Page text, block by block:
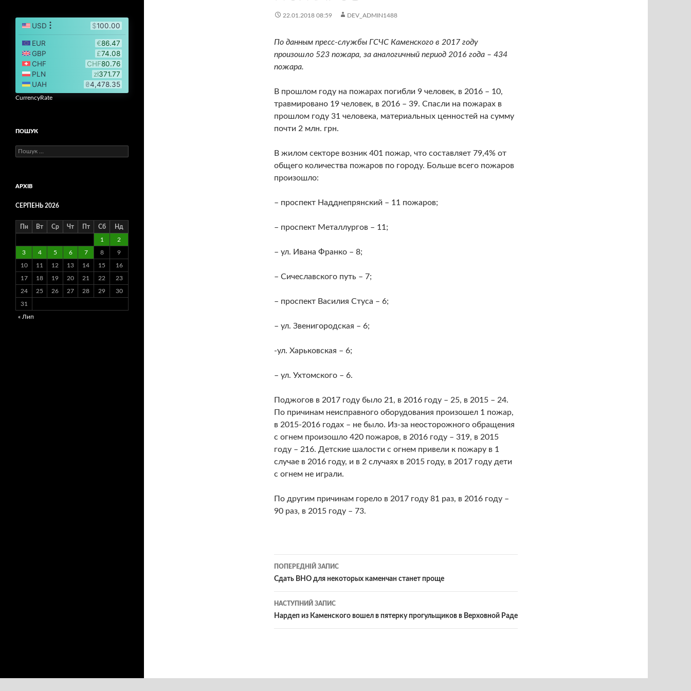
22.01.2018 08:59 DEV_ADMIN1488
По данным пресс-службы ГСЧС Каменского в 2017 году
произошло 523 пожара, за аналогичный период 2016 года – 434
пожара.
В прошлом году на пожарах погибли 9 человек, в 2016 – 10,
травмировано 19 человек, в 2016 – 39. Спасли на пожарах в
прошлом году 31 человека, материальных ценностей на сумму
почти 2 млн. грн.
В жилом секторе возник 401 пожар, что составляет 79,4% от
общего количества пожаров по городу. Больше всего пожаров
произошло:
– проспект Надднепрянский – 11 пожаров;
– проспект Металлургов – 11;
– ул. Ивана Франко – 8;
– Сичеславского путь – 7;
– проспект Василия Стуса – 6;
– ул. Звенигородская – 6;
-ул. Харьковская – 6;
– ул. Ухтомского – 6.
Поджогов в 2017 году было 21, в 2016 году – 25, в 2015 – 24.
По причинам неисправного оборудования произошел 1 пожар,
в 2015-2016 годах – не было. Из-за неосторожного обращения
с огнем произошло 420 пожаров, в 2016 году – 319, в 2015
году – 216. Детские шалости с огнем привели к пожару в 1
случае в 2016 году, и в 2 случаях в 2015 году, в 2017 году дети
с огнем не играли.
По другим причинам горело в 2017 году 81 раз, в 2016 году –
90 раз, в 2015 году – 73.
Навігація
по
записам
ПОПЕРЕДНІЙ ЗАПИС
Сдать ВНО для некоторых каменчан станет проще
НАСТУПНИЙ ЗАПИС
Нардеп из Каменского вошел в пятерку прогульщиков в Верховной Раде
CurrencyRate
ПОШУК
Пошук:
АРХІВ
СЕРПЕНЬ 2026
Пн Вт Ср Чт Пт Сб Нд
1 2
3 4 5 6 7 8 9
10 11 12 13 14 15 16
17 18 19 20 21 22 23
24 25 26 27 28 29 30
31
« Лип